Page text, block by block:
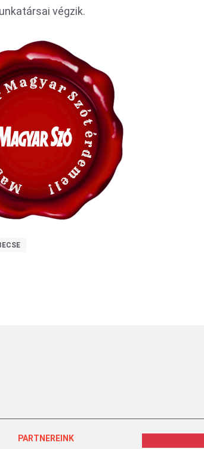
végzik.
PARTNEREINK